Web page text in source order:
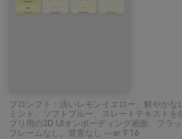
プロンプト：淡いレモンイエロー、鮮やかな
ミント、ソフトブルー、スレートテキストを
プリ用の2D UIオンボーディング画面、フラ
フレームなし、背景なし --ar 9:16